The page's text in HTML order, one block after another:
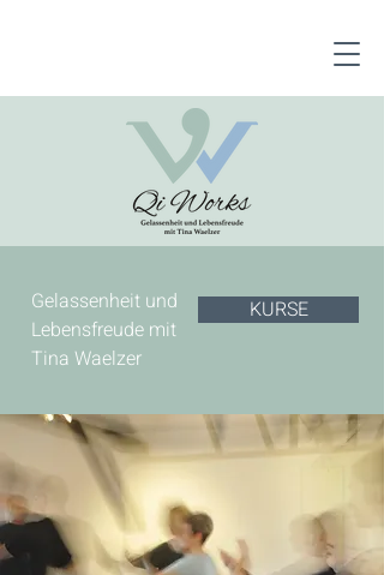
Gelassenheit und
Lebensfreude mit
Tina Waelzer
KURSE